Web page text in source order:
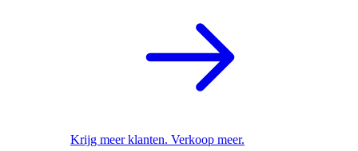
Krijg meer klanten. Verkoop meer.